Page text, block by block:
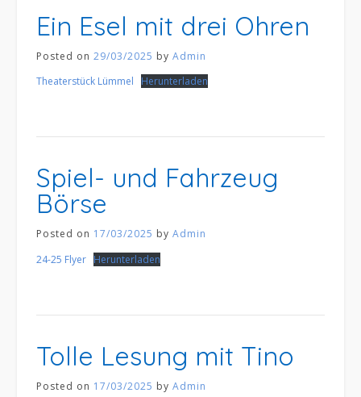
Ein Esel mit drei Ohren
Posted on 29/03/2025 by Admin
Theaterstück Lümmel
Herunterladen
Spiel- und Fahrzeug
Börse
Posted on 17/03/2025 by Admin
24-25 Flyer Herunterladen
Tolle Lesung mit Tino
Posted on 17/03/2025 by Admin